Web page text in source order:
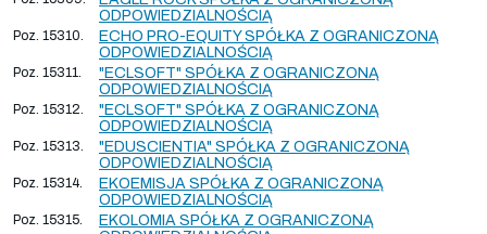
ODPOWIEDZIALNOŚCIĄ
Poz. 15310.
ECHO PRO-EQUITY SPÓŁKA Z OGRANICZONĄ
ODPOWIEDZIALNOŚCIĄ
Poz. 15311.
"ECLSOFT" SPÓŁKA Z OGRANICZONĄ
ODPOWIEDZIALNOŚCIĄ
Poz. 15312.
"ECLSOFT" SPÓŁKA Z OGRANICZONĄ
ODPOWIEDZIALNOŚCIĄ
Poz. 15313.
"EDUSCIENTIA" SPÓŁKA Z OGRANICZONĄ
ODPOWIEDZIALNOŚCIĄ
Poz. 15314.
EKOEMISJA SPÓŁKA Z OGRANICZONĄ
ODPOWIEDZIALNOŚCIĄ
Poz. 15315.
EKOLOMIA SPÓŁKA Z OGRANICZONĄ